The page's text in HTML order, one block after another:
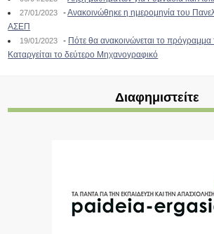
27/01/2023 -Ανακοινώθηκε η ημερομηνία του
ΑΣΕΠ
19/01/2023 - Πότε θα ανακοινώνεται το
Καταργείται το δεύτερο Μηχανογραφικό
Διαφημιστείτε